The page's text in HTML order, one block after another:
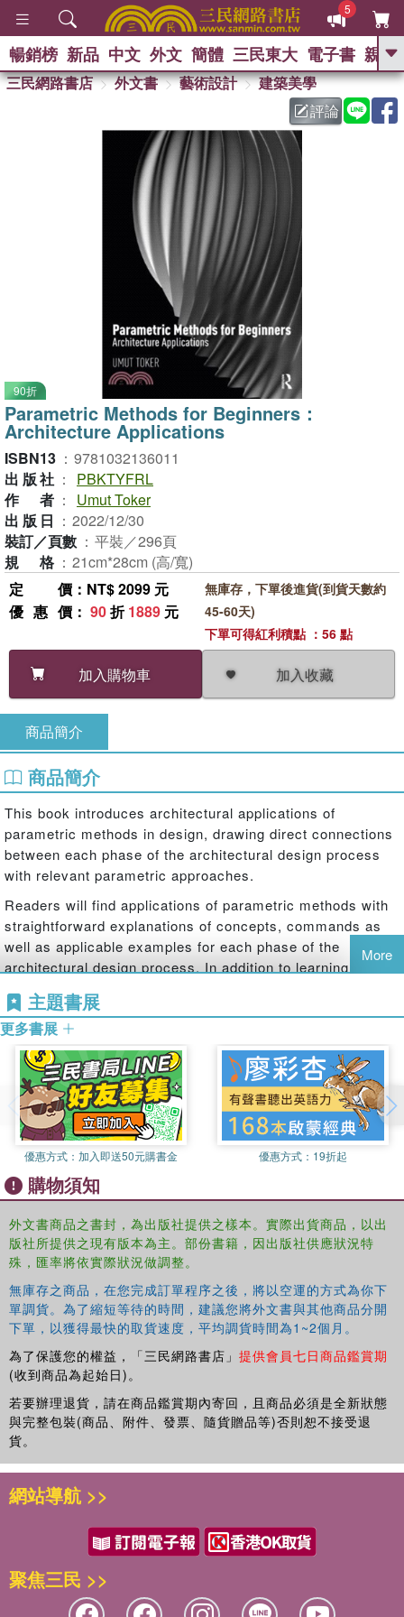
5
GO
暢銷榜 新品 中文 外文 簡體 三民東大 電子書 親子
三民網路書店 外文書 藝術設計
建築美學
評論
90折
Parametric Methods for Beginners：
Architecture Applications
ISBN13 ： 9781032136011
出版社 ：
PBKTYFRL
作者 ：
Umut Toker
出版日 ： 2022/12/30
裝訂／頁數 ： 平裝／296頁
規格 ： 21cm*28cm (高/寬)
定價 ：NT$ 2099 元
優惠價 ： 90折1889 元
加入購物車 加入收藏
無庫存，下單後進貨(到貨天數約
45-60天)
下單可得紅利積點 ：56 點
商品簡介
商品簡介
This book introduces architectural applications of
parametric methods in design, drawing direct connections
between each phase of the architectural design process
with relevant parametric approaches.
Readers will find applications of parametric methods with
straightforward explanations of concepts, commands as
well as applicable examples for each phase of the
architectural design process. In addition to learning about
design, readers can use this book as a go-to source
during their day-to-day design practice. Chapters are
organized according to different phases of the
architectural design process, such as site analysis,
spatial organization, skin systems, and environmental
performance analyses. Together, they deliver concepts,
applications, and examples utilizing in-depth visual guides
that explain commands, their outcomes, and their
interrelationships. With over 350 images, this book
includes examples from the author's own design studio
and parametric design teaching in elective classes.
Based on the Rhinoceros and Grasshopper platforms, this
book is an accessible, yet in-depth, resource for
architecture students and early professionals who are
considering integrating parametric applications into their
design processes.
More
主題書展
更多書展
優惠方式： 加入即送50元購書金 優惠方式： 19折起
購物須知
外文書商品之書封，為出版社提供之樣本。實際出貨商品，以出
版社所提供之現有版本為主。部份書籍，因出版社供應狀況特
殊，匯率將依實際狀況做調整。
無庫存之商品，在您完成訂單程序之後，將以空運的方式為你下
單調貨。為了縮短等待的時間，建議您將外文書與其他商品分開
下單，以獲得最快的取貨速度，平均調貨時間為1~2個月。
為了保護您的權益，「三民網路書店」 提供會員七日商品鑑賞期
(收到商品為起始日)。
若要辦理退貨，請在商品鑑賞期內寄回，且商品必須是全新狀態
與完整包裝(商品、附件、發票、隨貨贈品等)否則恕不接受退
貨。
網站導航 >>
聚焦三民 >>